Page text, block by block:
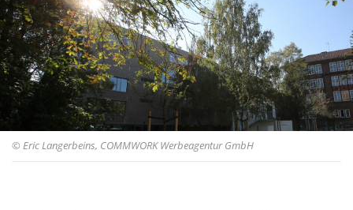
© Eric Langerbeins, COMMWORK Werbeagentur GmbH